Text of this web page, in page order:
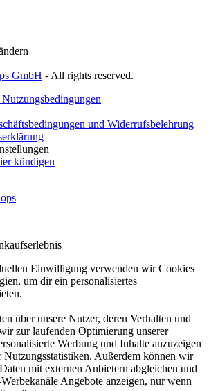
GmbH - All rights reserved.
und Widerrufsbelehrung
kündigen
Einwilligung verwenden wir Cookies
um dir ein personalisiertes
über unsere Nutzer, deren Verhalten und
zur laufenden Optimierung unserer
Werbung und Inhalte anzuzeigen
Nutzungsstatistiken. Außerdem können wir
mit externen Anbietern abgleichen und
Angebote anzeigen, nur wenn